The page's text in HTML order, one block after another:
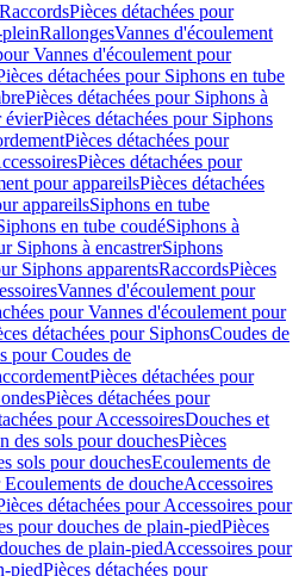
RaccordsPièces détachées pour
RallongesVannes d'écoulement
Vannes d'écoulement pour
détachées pour Siphons en tube
Pièces détachées pour Siphons à
évierPièces détachées pour Siphons
Pièces détachées pour
Pièces détachées pour
pour appareilsPièces détachées
appareilsSiphons en tube
en tube coudéSiphons à
Siphons à encastrerSiphons
Siphons apparentsRaccordsPièces
Vannes d'écoulement pour
pour Vannes d'écoulement pour
détachées pour SiphonsCoudes de
pour Coudes de
Pièces détachées pour
Pièces détachées pour
pour AccessoiresDouches et
des sols pour douchesPièces
sols pour douchesEcoulements de
Ecoulements de doucheAccessoires
détachées pour Accessoires pour
pour douches de plain-piedPièces
de plain-piedAccessoires pour
piedPièces détachées pour